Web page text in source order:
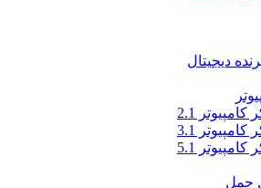
دیجیتال
کامپیوتر 2.1
کامپیوتر 3.1
کامپیوتر 5.1
حمل